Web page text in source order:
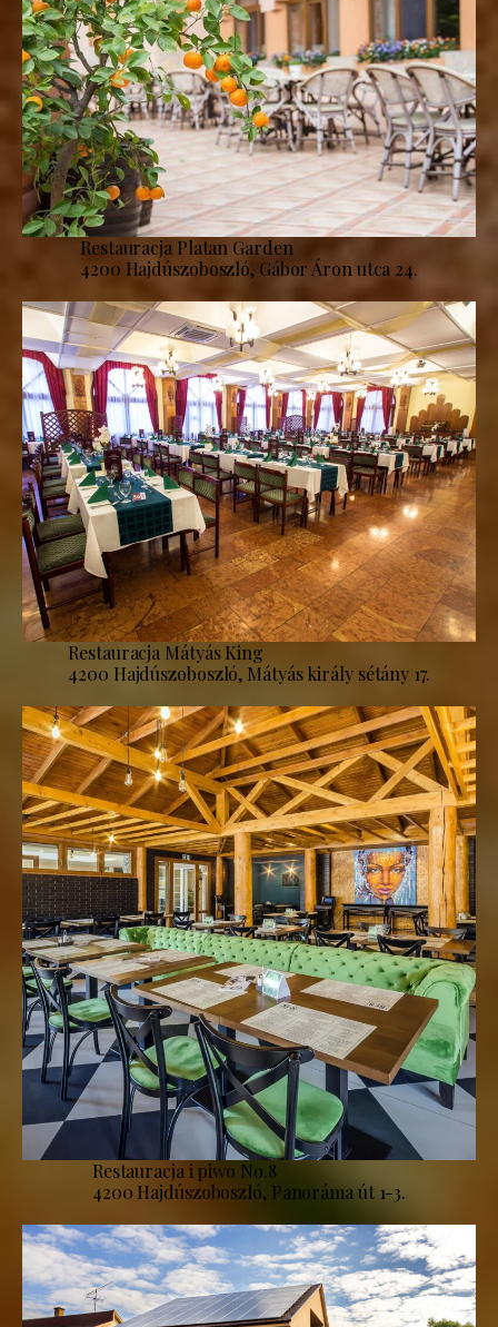
Restauracja Platan Garden
4200 Hajdúszoboszló, Gábor Áron utca 24.
Restauracja Mátyás King
4200 Hajdúszoboszló, Mátyás király sétány 17.
Restauracja i piwo No.8
4200 Hajdúszoboszló, Panoráma út 1-3.